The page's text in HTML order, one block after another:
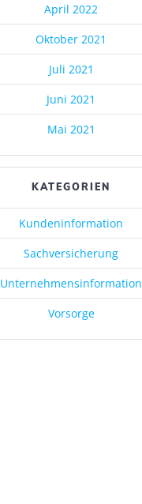
April 2022
Oktober 2021
Juli 2021
Juni 2021
Mai 2021
KATEGORIEN
Kundeninformation
Sachversicherung
Unternehmensinformation
Vorsorge